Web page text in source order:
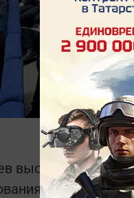
выступил с
на угрозы